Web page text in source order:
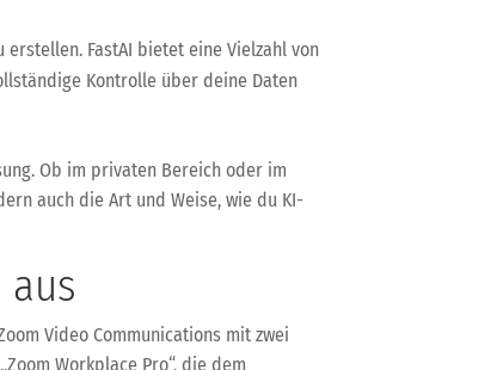
FastAI bietet eine Vielzahl von
Kontrolle über deine Daten
Ob im privaten Bereich oder im
auch die Art und Weise, wie du KI-
aus
Video Communications mit zwei
Workplace Pro“, die dem